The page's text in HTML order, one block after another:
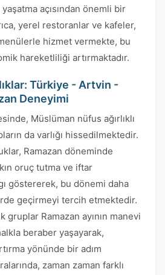
açısından önemli bir
yerel restoranlar ve kafeler,
hizmet vermekte, bu
hareketliliği artırmaktadır.
Türkiye - Artvin -
Deneyimi
Müslüman nüfus ağırlıklı
da varlığı hissedilmektedir.
Ramazan döneminde
oruç tutma ve iftar
göstererek, bu dönemi daha
geçirmeyi tercih etmektedir.
gruplar Ramazan ayının manevi
beraber yaşayarak,
yönünde bir adım
zaman zaman farklı